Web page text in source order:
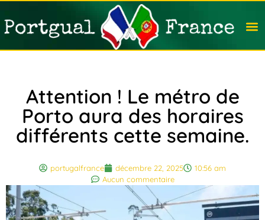
Attention ! Le métro de
Porto aura des horaires
différents cette semaine.
portugalfrance décembre 22, 2025
10:56 am
Aucun commentaire